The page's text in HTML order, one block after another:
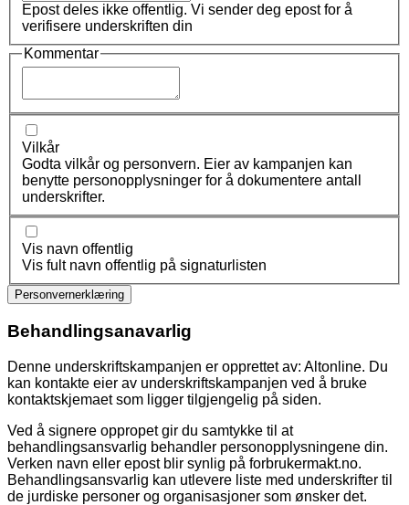
Epost deles ikke offentlig. Vi sender deg epost for å
verifisere underskriften din
Kommentar
Vilkår
Godta vilkår og personvern. Eier av kampanjen kan
benytte personopplysninger for å dokumentere antall
underskrifter.
Vis navn offentlig
Vis fult navn offentlig på signaturlisten
Personvernerklæring
Behandlingsanavarlig
Denne underskriftskampanjen er opprettet av: Altonline. Du
kan kontakte eier av underskriftskampanjen ved å bruke
kontaktskjemaet som ligger tilgjengelig på siden.
Ved å signere oppropet gir du samtykke til at
behandlingsansvarlig behandler personopplysningene din.
Verken navn eller epost blir synlig på forbrukermakt.no.
Behandlingsansvarlig kan utlevere liste med underskrifter til
de jurdiske personer og organisasjoner som ønsker det.